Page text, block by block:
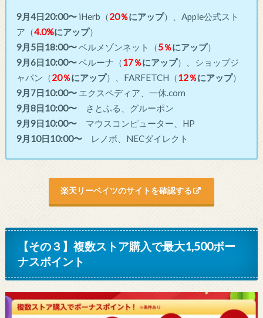
9月4日20:00〜 iHerb（20％にアップ）、Apple公式スト
ア（4.0%にアップ）
9月5日18:00〜ベルメゾンネット（5％にアップ）
9月6日10:00〜ベルーナ（17％にアップ）、ショップジ
ャパン（20％にアップ）、FARFETCH（12％にアップ）
9月7日10:00〜 エクスペディア、一休.com
9月8日10:00〜 さとふる、グルーポン
9月9日10:00〜 マウスコンピューター、HP
9月10日10:00〜 レノボ、NECダイレクト
楽天リーベイツのサイトを確認する
【その３】複数ストア購入で最大1,500ボー
ナスポイント